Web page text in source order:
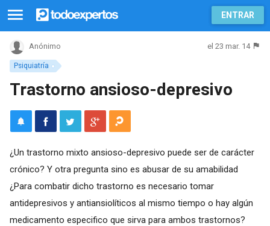
ENTRAR
Psiquiatría
Anónimo el 23 mar. 14
Trastorno ansioso-depresivo
¿Un trastorno mixto ansioso-depresivo puede ser de carácter
crónico? Y otra pregunta sino es abusar de su amabilidad
¿Para combatir dicho trastorno es necesario tomar
antidepresivos y antiansiolíticos al mismo tiempo o hay algún
medicamento especifico que sirva para ambos trastornos?